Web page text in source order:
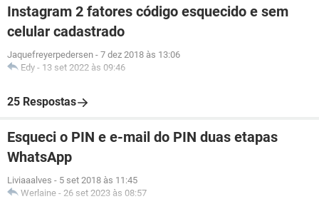
Instagram 2 fatores código esquecido e sem
celular cadastrado
Jaquefreyerpedersen - 7 dez 2018 às 13:06
Edy - 13 set 2022 às 09:46
25 Respostas
Esqueci o PIN e e-mail do PIN duas etapas
WhatsApp
Liviaaalves - 5 set 2018 às 11:45
Werlaine - 26 set 2023 às 08:57